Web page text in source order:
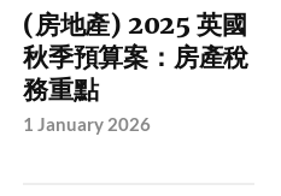
(房地產) 2025 英國
秋季預算案：房產稅
務重點
1 January 2026